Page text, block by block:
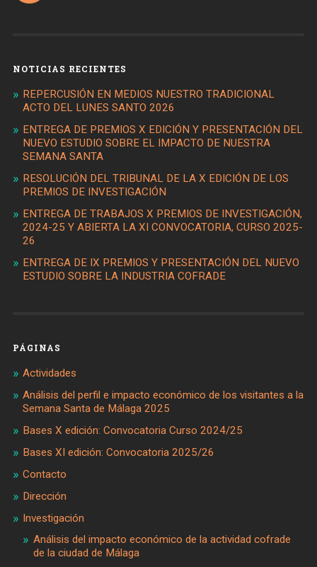
NOTICIAS RECIENTES
REPERCUSIÓN EN MEDIOS NUESTRO TRADICIONAL
ACTO DEL LUNES SANTO 2026
ENTREGA DE PREMIOS X EDICIÓN Y PRESENTACIÓN DEL
NUEVO ESTUDIO SOBRE EL IMPACTO DE NUESTRA
SEMANA SANTA
RESOLUCIÓN DEL TRIBUNAL DE LA X EDICIÓN DE LOS
PREMIOS DE INVESTIGACIÓN
ENTREGA DE TRABAJOS X PREMIOS DE INVESTIGACIÓN,
2024-25 Y ABIERTA LA XI CONVOCATORIA, CURSO 2025-
26
ENTREGA DE IX PREMIOS Y PRESENTACIÓN DEL NUEVO
ESTUDIO SOBRE LA INDUSTRIA COFRADE
PÁGINAS
Actividades
Análisis del perfil e impacto económico de los visitantes a la
Semana Santa de Málaga 2025
Bases X edición: Convocatoria Curso 2024/25
Bases XI edición: Convocatoria 2025/26
Contacto
Dirección
Investigación
Análisis del impacto económico de la actividad cofrade
de la ciudad de Málaga